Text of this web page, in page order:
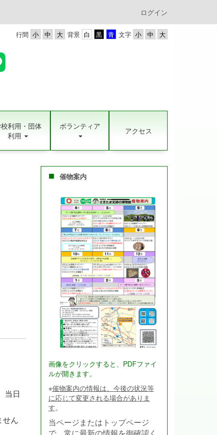
ログイン
文字
背景
行間
利用・団体
利用
ボランティア アクセス
当日
せん
催物案内
画像をクリックすると、PDFファイ
ルが開きます。
※催物案内の情報は、今後の状況等
に応じて変更される場合がありま
す。
当ページまたはトップページ
で、常に最新の情報を御確認く